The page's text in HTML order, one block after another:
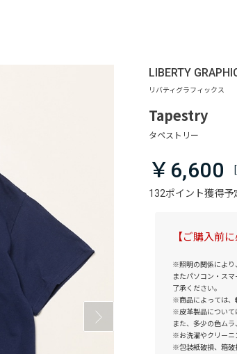
LIBERTY
Tapestry
132ポイント獲得予
￥6,600
【ご購入前
※照明の関係により
またパソコン・ス
了承ください。
※商品によっては、
※皮革製品について
また、多少の色ムラ
※お洗濯やクリーニ
※包装紙破損、箱破